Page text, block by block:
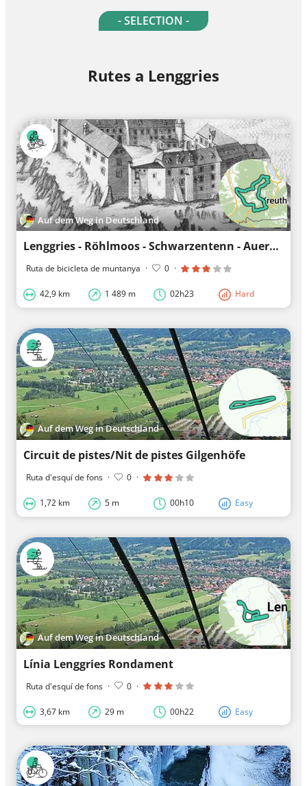
- SELECTION -
Rutes a Lenggries
Auf dem Weg in Deutschland
Lenggries - Röhlmoos - Schwarzentenn - Aueralm
Ruta de bicicleta de muntanya · 0 ·
42,9 km 1 489 m 02h23 Hard
Auf dem Weg in Deutschland
Circuit de pistes/Nit de pistes Gilgenhöfe
Ruta d'esquí de fons · 0 ·
1,72 km 5 m 00h10 Easy
Auf dem Weg in Deutschland
Línia Lenggries Rondament
Ruta d'esquí de fons · 0 ·
3,67 km 29 m 00h22 Easy